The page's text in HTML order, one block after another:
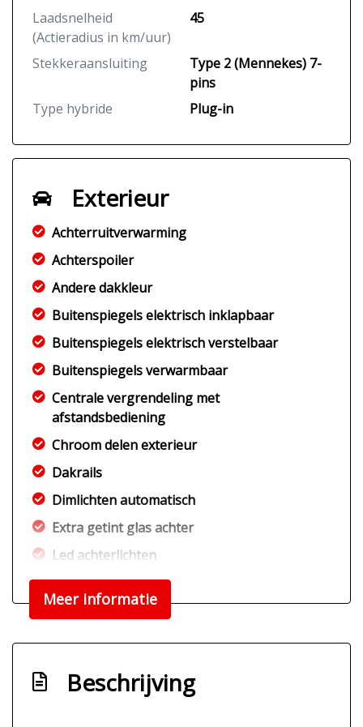
Laadsnelheid
(Actieradius in km/uur)
45
Stekkeraansluiting
Type 2 (Mennekes) 7-
pins
Type hybride
Plug-in
Exterieur
Achterruitverwarming
Achterspoiler
Andere dakkleur
Buitenspiegels elektrisch inklapbaar
Buitenspiegels elektrisch verstelbaar
Buitenspiegels verwarmbaar
Centrale vergrendeling met
afstandsbediening
Chroom delen exterieur
Dakrails
Dimlichten automatisch
Extra getint glas achter
Led achterlichten
Led dagrijverlichting
Led koplampen
Parkeersensor voor
Meer informatie
Beschrijving